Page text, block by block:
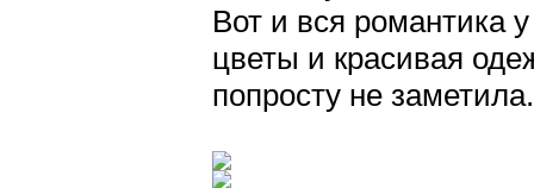
Вот и вся романтика
цветы и красивая
попросту не заметила.